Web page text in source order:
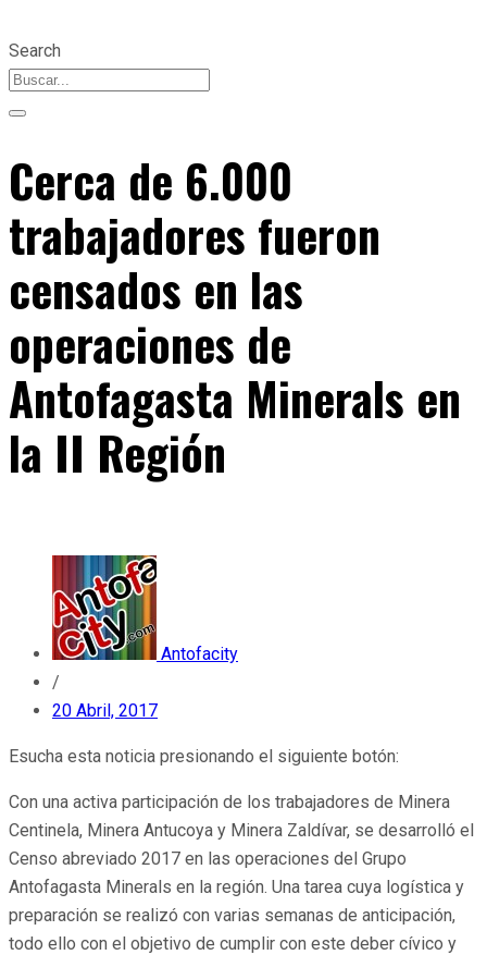
Search
Cerca de 6.000
trabajadores fueron
censados en las
operaciones de
Antofagasta Minerals en
la II Región
Antofacity
/
20 Abril, 2017
Esucha esta noticia presionando el siguiente botón:
Con una activa participación de los trabajadores de Minera
Centinela, Minera Antucoya y Minera Zaldívar, se desarrolló el
Censo abreviado 2017 en las operaciones del Grupo
Antofagasta Minerals en la región. Una tarea cuya logística y
preparación se realizó con varias semanas de anticipación,
todo ello con el objetivo de cumplir con este deber cívico y